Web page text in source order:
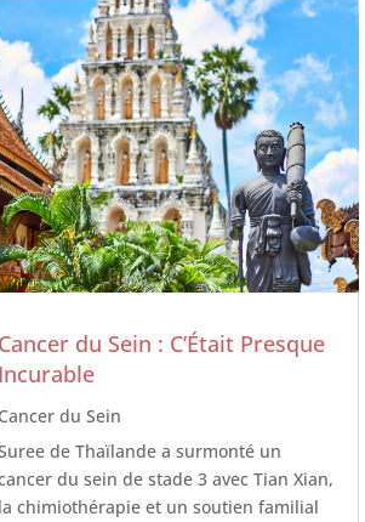
Cancer du Sein : C’Était Presque
Incurable
Cancer du Sein
de Thaïlande a surmonté un
du sein de stade 3 avec Tian Xian,
la chimiothérapie et un soutien familial